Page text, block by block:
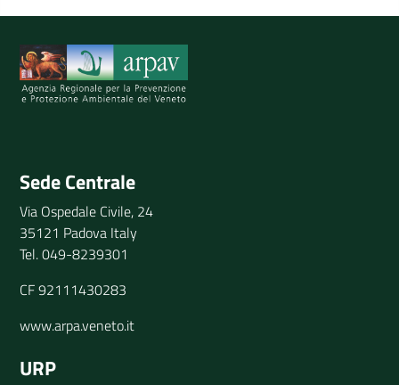
Spiegaci perchè, e aiutaci a migliorare il servizio
Sede Centrale
Via Ospedale Civile, 24
35121 Padova Italy
Tel. 049-8239301
CF 92111430283
www.arpa.veneto.it
URP